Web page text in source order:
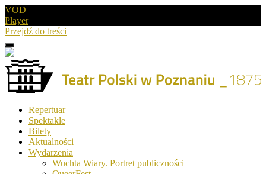
VOD
Player
Przejdź do treści
Menu
Drugie
logo
Teatr
Polski
Poznaniu
Repertuar
Spektakle
Bilety
Aktualności
Wydarzenia
Wuchta Wiary. Portret publiczności